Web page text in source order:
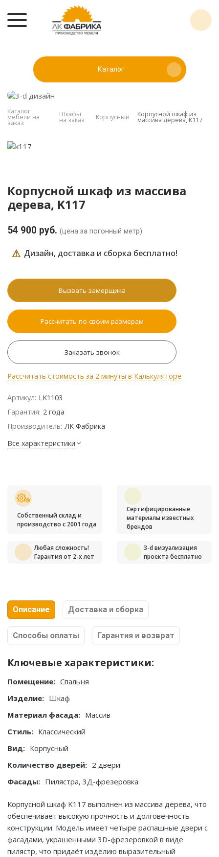
Каталог
Каталог
мебели на
заказ
Шкафы
на заказ Корпусный Корпусной шкаф из
массива дерева, K117
Корпусной шкаф из массива
дерева, K117
54 900 руб. (цена за погонный метр)
⚠ Дизайн, доставка и сборка бесплатно!
Вызвать замерщика
Рассчитать по своим размерам
Заказать звонок
Рассчитать стоимость за 2 минуты в Калькуляторе
Артикул: LK1103
Гарантия: 2 года
Производитель: ЛК Фабрика
Все характеристики
Собственный склад и
производство с 2001 года
Сертифицированные
материалы известных
брендов
Любая сложность!
Гарантия от 2-х лет
3-d визуализация
проекта бесплатно
Описание Доставка и сборка
Способы оплаты Гарантия и возврат
Ключевые характеристики:
Помещение: Спальня
Изделие: Шкаф
Материал фасада: Массив
Стиль: Классический
Вид: Корпусный
Количество дверей: 2 двери
Фасады: Пилястра, 3Д-фрезеровка
Корпусной шкаф K117 выполнен из массива дерева, что
обеспечивает высокую прочность и долговечность
конструкции. Модель имеет четыре распашные двери с
фасадами, украшенными 3D-фрезеровкой в виде
пилястр, что придаёт изделию выразительный